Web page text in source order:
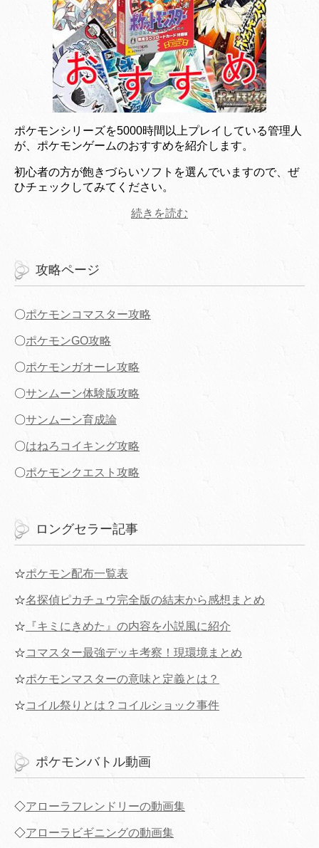
ポケモンシリーズを5000時間以上プレイしている管理人
が、ポケモンゲームのおすすめを紹介します。
初心者の方が飽きづらいソフトを選んでいますので、ぜ
ひチェックしてみてください。
続きを読む
攻略ページ
〇ポケモンコマスター攻略
〇ポケモンGO攻略
〇ポケモンガオーレ攻略
〇サンムーン体験版攻略
〇サンムーン育成論
〇はねろコイキング攻略
〇ポケモンクエスト攻略
ロングセラー記事
☆ポケモン配布一覧表
☆名探偵ピカチュウ完全版の結末から感想まとめ
☆ 『キミにきめた』の内容を小説風に紹介
☆コマスター最強デッキ考察！現環境まとめ
☆ポケモンマスターの意味と定義とは？
☆コイル祭りとは？コイルショック事件
ポケモンバトル動画
◇アローラフレンドリーの動画集
◇アローラビギニングの動画集